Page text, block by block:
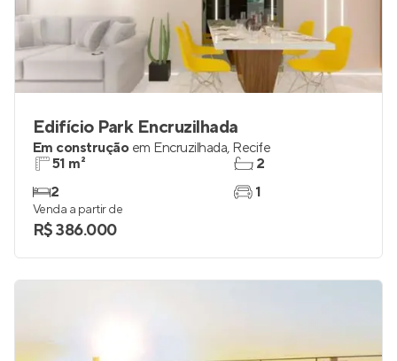
Edifício Park Encruzilhada
Em construção em Encruzilhada, Recife
51 m²
2
2
1
Venda a partir de
R$ 386.000